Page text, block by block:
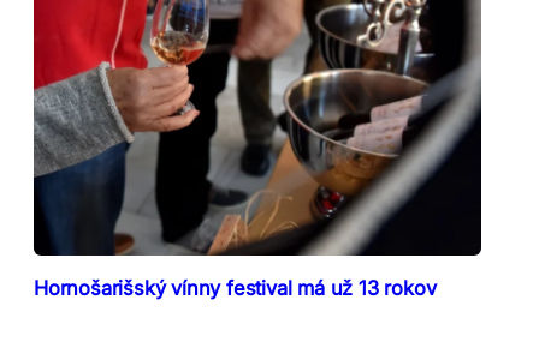
Hornošarišský vínny festival má už 13 rokov